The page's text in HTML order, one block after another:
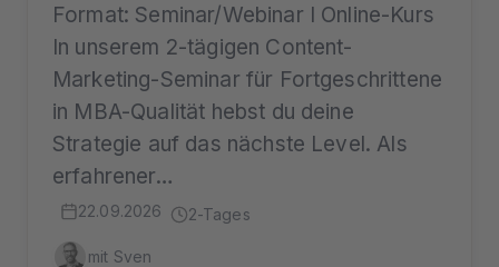
Format: Seminar/Webinar I Online-Kurs
In unserem 2-tägigen Content-
Marketing-Seminar für Fortgeschrittene
in MBA-Qualität hebst du deine
Strategie auf das nächste Level. Als
erfahrener…
22.09.2026 2-Tages
mit Sven